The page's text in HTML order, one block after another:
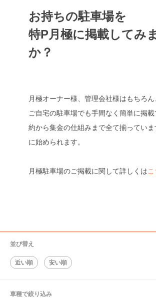
お持ちの駐車場を
特P月極に掲載してみ
か？
月極オーナー様、管理会社様はもちろ
ご自宅の駐車場でも手間なく簡単に掲
約から集金の仕組みまで全て揃ってい
に始められます。
月極駐車場のご掲載に関して詳しくは
並び替え
近い順 安い順
車種で絞り込み